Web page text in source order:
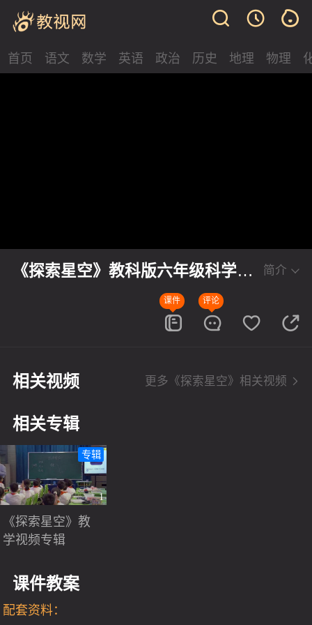
首页 语文 数学 英语 政治 历史 地理 物理
简介
《探索星空》教科版六年级科学
2025第二十三届小学科学名师教学
评论
课件
相关视频 更多《探索星空》相关视频
相关专辑
1
专辑
《探索星空》教
学视频专辑
课件教案
配套资料：